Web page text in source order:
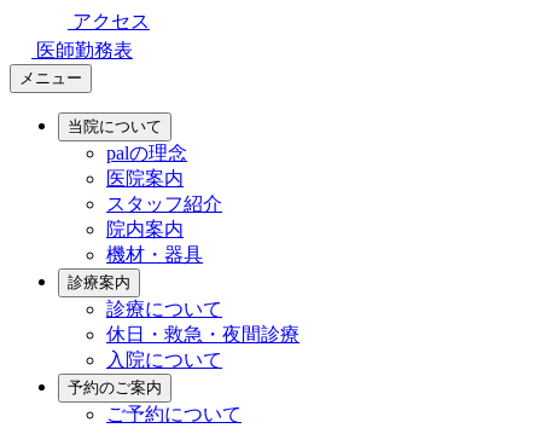
アクセス
医師勤務表
メニュー
当院について
palの理念
医院案内
スタッフ紹介
院内案内
機材・器具
診療案内
診療について
休日・救急・夜間診療
入院について
予約のご案内
ご予約について